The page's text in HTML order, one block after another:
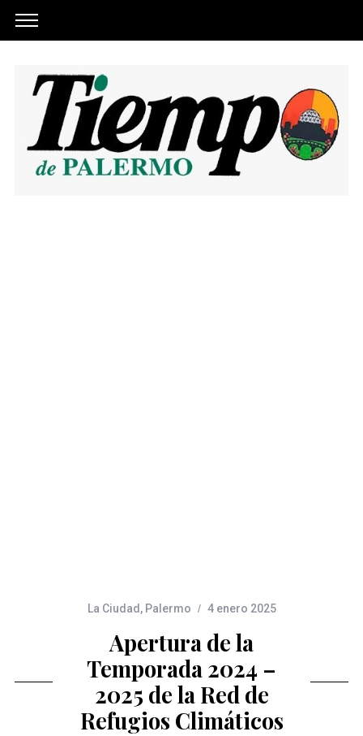
La Ciudad , Palermo 4 enero 2025
Apertura de la
Temporada 2024 –
2025 de la Red de
Refugios Climáticos